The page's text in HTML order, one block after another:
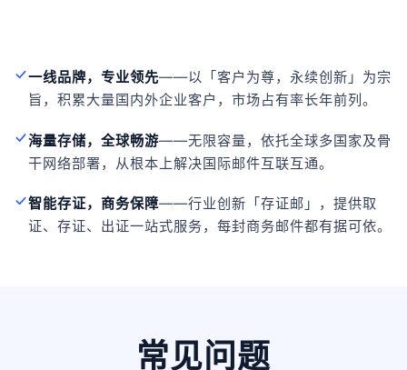
一线品牌，专业领先——以「客户为尊，永续创新」为宗
旨，积累大量国内外企业客户，市场占有率长年前列。
海量存储，全球畅游——无限容量，依托全球多国家及骨
干网络部署，从根本上解决国际邮件互联互通。
智能存证，商务保障——行业创新「存证邮」，提供取
证、存证、出证一站式服务，每封商务邮件都有据可依。
常见问题